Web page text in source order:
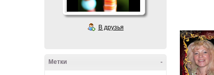
В друзья
-
Метки